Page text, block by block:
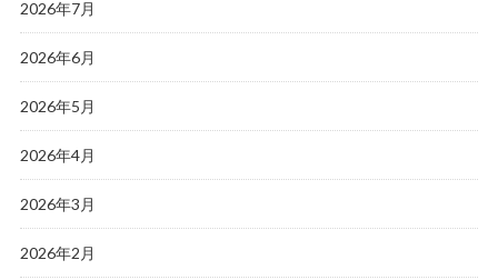
2026年7月
2026年6月
2026年5月
2026年4月
2026年3月
2026年2月